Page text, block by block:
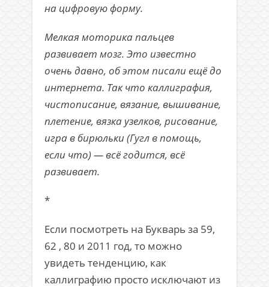
на цифровую форму.
Мелкая моторика пальцев
развивает мозг. Это известно
очень давно, об этом писали ещё до
интернета. Так что каллиграфия,
чистописание, вязание, вышивание,
плетение, вязка узелков, рисование,
игра в бирюльки (Гугл в помощь,
если что) — всё годится, всё
развивает.
*
Если посмотреть на Букварь за 59,
62 , 80 и 2011 год, то можно
увидеть тенденцию, как
каллиграфию просто исключают из